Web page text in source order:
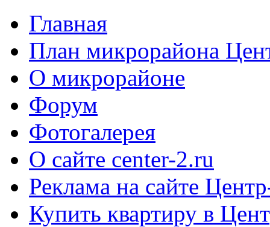
Главная
План микрорайона
О микрорайоне
Форум
Фотогалерея
О сайте center-2.ru
Реклама на сайте
Купить квартиру в